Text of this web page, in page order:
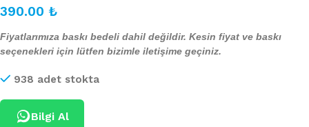
390.00 ₺
Fiyatlarımıza baskı bedeli dahil değildir. Kesin fiyat ve baskı
seçenekleri için lütfen bizimle iletişime geçiniz.
938 adet stokta
Bilgi Al